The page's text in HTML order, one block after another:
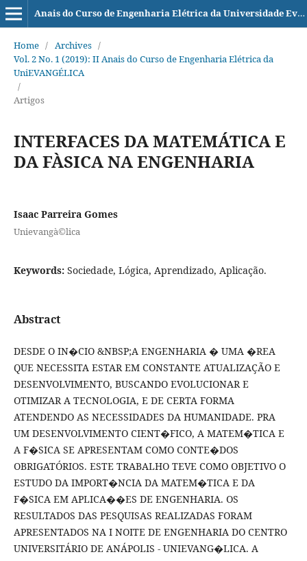
Anais do Curso de Engenharia Elétrica da Universidade Evangélica de Goiás - UniEVANGÉLICA
Home / Archives /
Vol. 2 No. 1 (2019): II Anais do Curso de Engenharia Elétrica da
UniEVANGÉLICA
/
Artigos
INTERFACES DA MATEMÁTICA E
DA FÀSICA NA ENGENHARIA
Isaac Parreira Gomes
Unievangà©lica
Keywords: Sociedade, Lógica, Aprendizado, Aplicação.
Abstract
DESDE O IN�CIO &NBSP;A ENGENHARIA � UMA �REA
QUE NECESSITA ESTAR EM CONSTANTE ATUALIZAÇÃO E
DESENVOLVIMENTO, BUSCANDO EVOLUCIONAR E
OTIMIZAR A TECNOLOGIA, E DE CERTA FORMA
ATENDENDO AS NECESSIDADES DA HUMANIDADE. PRA
UM DESENVOLVIMENTO CIENT�FICO, A MATEM�TICA E
A F�SICA SE APRESENTAM COMO CONTE�DOS
OBRIGATÓRIOS. ESTE TRABALHO TEVE COMO OBJETIVO O
ESTUDO DA IMPORT�NCIA DA MATEM�TICA E DA
F�SICA EM APLICA��ES DE ENGENHARIA. OS
RESULTADOS DAS PESQUISAS REALIZADAS FORAM
APRESENTADOS NA I NOITE DE ENGENHARIA DO CENTRO
UNIVERSITÁRIO DE ANÁPOLIS - UNIEVANG�LICA. A